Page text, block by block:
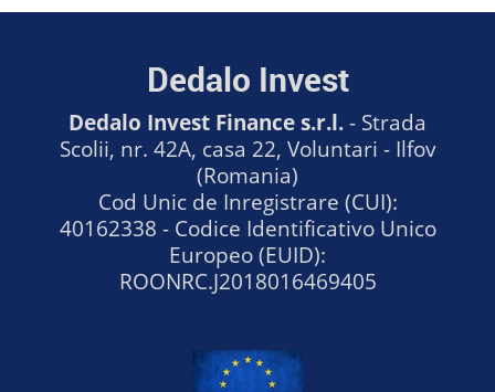
Dedalo Invest
Dedalo Invest Finance s.r.l.- Strada
Scolii, nr. 42A, casa 22, Voluntari - Ilfov
(Romania)
Cod Unic de Inregistrare (CUI):
40162338 - Codice Identificativo Unico
Europeo (EUID):
ROONRC.J2018016469405